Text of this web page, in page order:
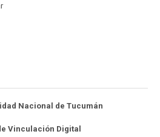
Nacional de Tucumán
Vinculación Digital